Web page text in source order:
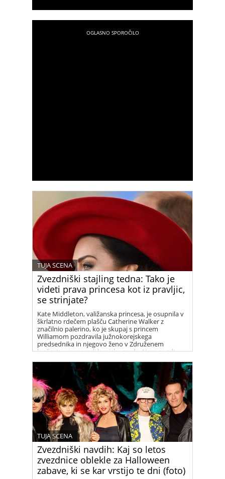
Zvezdniški stajling tedna: Tako je
videti prava princesa kot iz pravljic,
se strinjate?
TUJA SCENA
Kate Middleton, valižanska princesa, je osupnila v
škrlatno rdečem plašču Catherine Walker z
značilnio palerino, ko je skupaj s princem
Williamom pozdravila južnokorejskega
predsednika in njegovo ženo v Združenem
kraljestvu na paradi konjske garde. Nam se zdi
Zvezdniški navdih: Kaj so letos
zvezdnice oblekle za Halloween
zabave, ki se kar vrstijo te dni (foto)
TUJA SCENA